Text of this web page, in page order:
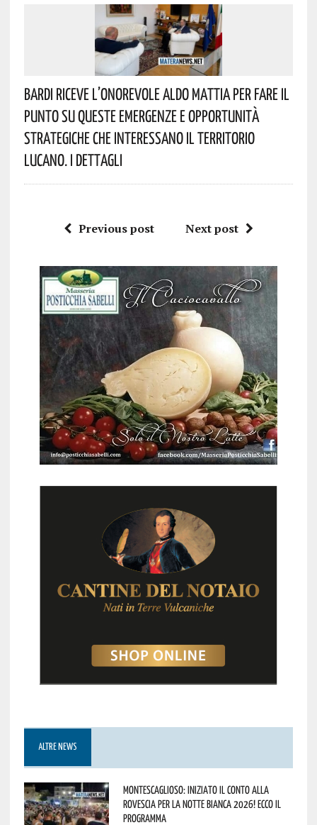
Bardi Riceve L’onorevole Aldo Mattia Per Fare Il
Punto Su Queste Emergenze E Opportunità
Strategiche Che Interessano Il Territorio
Lucano. I Dettagli
Previous post Next post
ALTRE NEWS
Montescaglioso: iniziato il conto alla
rovescia per la Notte Bianca 2026! Ecco il
programma